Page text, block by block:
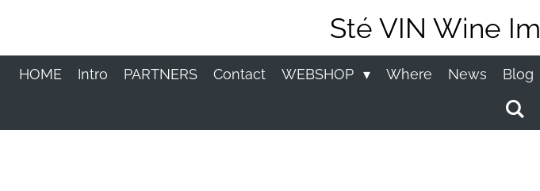
de
Sté VIN Wine
HOME Intro PARTNERS Contact WEBSHOP Where News Blog